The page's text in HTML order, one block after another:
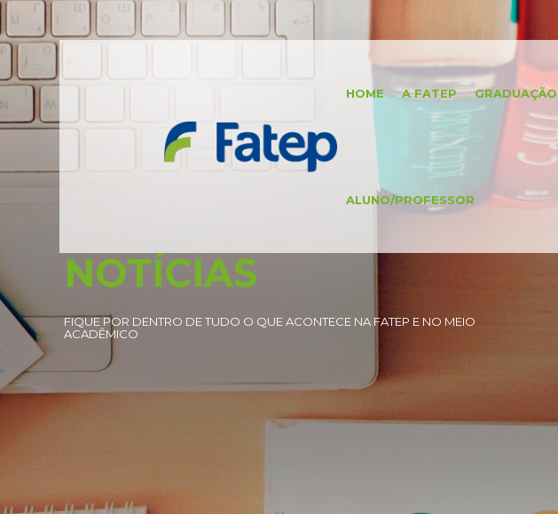
HOME A FATEP GRADUAÇÃO
ALUNO/PROFESSOR
NOTÍCIAS
FIQUE POR DENTRO DE TUDO O QUE ACONTECE NA FATEP E NO MEIO
ACADÊMICO